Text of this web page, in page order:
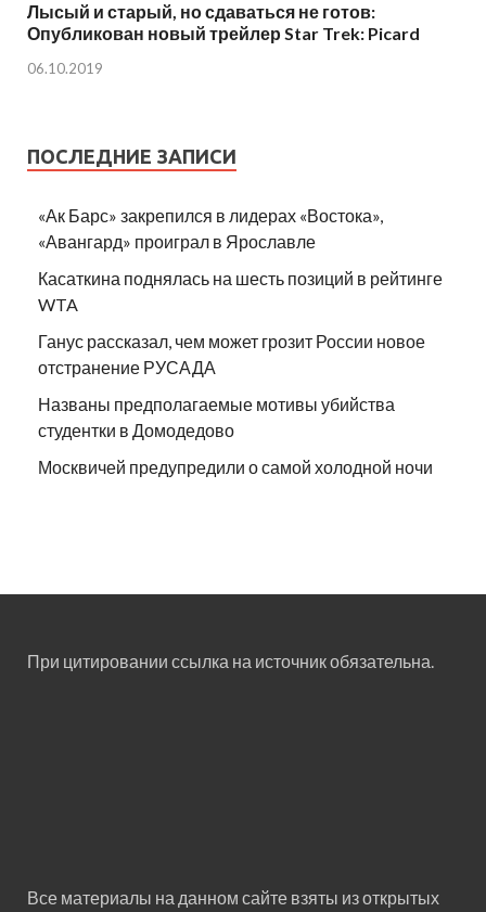
Лысый и старый, но сдаваться не готов:
Опубликован новый трейлер Star Trek: Picard
06.10.2019
ПОСЛЕДНИЕ ЗАПИСИ
«Ак Барс» закрепился в лидерах «Востока»,
«Авангард» проиграл в Ярославле
Касаткина поднялась на шесть позиций в рейтинге
WTA
Ганус рассказал, чем может грозит России новое
отстранение РУСАДА
Названы предполагаемые мотивы убийства
студентки в Домодедово
Москвичей предупредили о самой холодной ночи
При цитировании ссылка на источник обязательна.
Все материалы на данном сайте взяты из открытых